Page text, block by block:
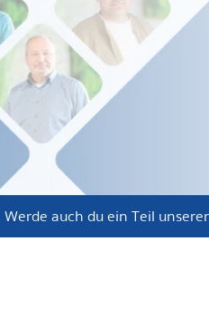
Werde auch du ein Teil